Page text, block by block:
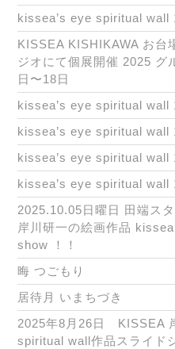
kissea’s eye spiritual wall
KISSEA KISHIKAWA お台
ジオにて個展開催 2025
日〜18日
kissea’s eye spiritual wall
kissea’s eye spiritual wall
kissea’s eye spiritual wall
kissea’s eye spiritual wall
2025.10.05日曜日 田端ス
岸川研一の絵画作品
show ！！
晦 つごもり
居待月 いまちづき
2025年8月26日 KISSEA
spiritual wall作品スライド